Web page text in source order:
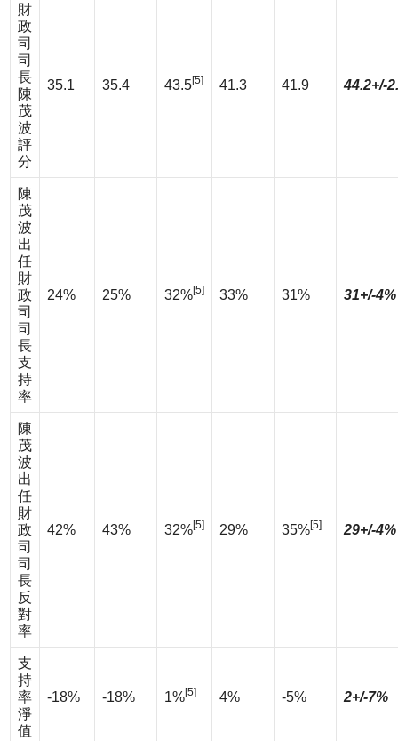
財
政
司
司
長
陳
茂
波
評
分
35.1 35.4 43.5[5] 41.3 41.9 44.2+/-
陳
茂
波
出
任
財
政
司
司
長
支
持
率
24% 25% 32%[5] 33% 31% 31+/-4%
陳
茂
波
出
任
財
政
司
司
長
反
對
率
42% 43% 32%[5] 29% 35%[5] 29+/-4%
支
持
率
淨
值
-18% -18% 1%[5] 4% -5% 2+/-7%